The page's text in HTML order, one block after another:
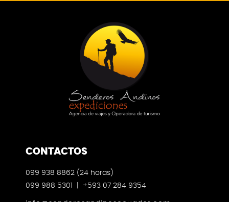
CONTACTOS
099 938 8862 (24 horas)
099 988 5301 | +593 07 284 9354